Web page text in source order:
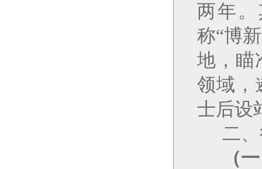
两年
称“博
地，瞄
领域，
士后设
二
（